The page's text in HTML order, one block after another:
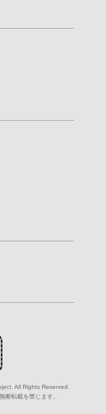
All Rights Reserved.
断転載を禁じます。